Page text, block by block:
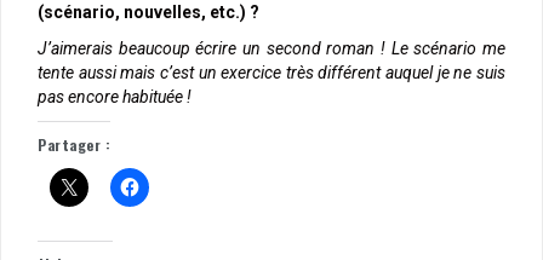
(scénario, nouvelles, etc.) ?
J’aimerais beaucoup écrire un second roman ! Le scénario me
tente aussi mais c’est un exercice très différent auquel je ne suis
pas encore habituée !
Partager :